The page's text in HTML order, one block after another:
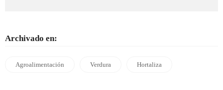
Archivado en:
Agroalimentación Verdura Hortaliza